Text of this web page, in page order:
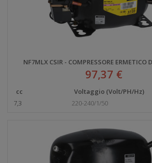
NF7MLX CSIR - COMPRESSORE ERMETICO
97,37 €
cc Voltaggio (Volt/PH/Hz)
7,3
220-240/1/50